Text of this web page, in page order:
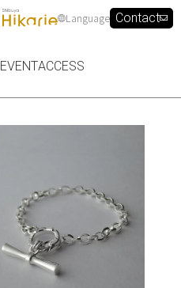
Language Contact
EVENTACCESS